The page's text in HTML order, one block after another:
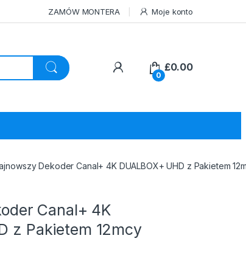
ZAMÓW MONTERA Moje konto
0
£0.00
Dekoder Canal+ 4K DUALBOX+ UHD z Pakietem
Canal+ 4K
z Pakietem 12mcy